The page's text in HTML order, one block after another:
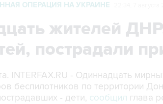
ОПЕРАЦИЯ НА УКРАИНЕ
жителей
пострадали
INTERFAX.RU - Одиннадцать
беспилотников по территории
- дети, сообщил глава